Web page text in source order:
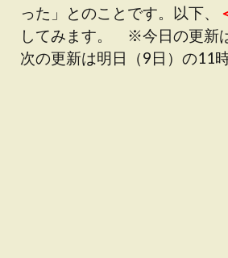
った」とのことです。以下、
してみます。 ※今日の更新
次の更新は明日（9日）の11